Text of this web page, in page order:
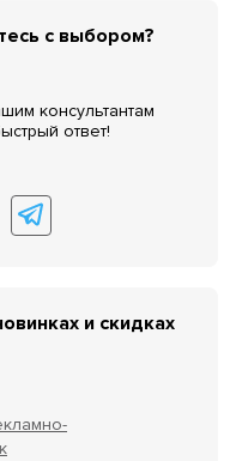
с выбором?
консультантам
ответ!
и скидках